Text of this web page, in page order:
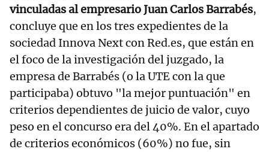
vinculadas al empresario Juan Carlos Barrabés,
concluye que en los tres expedientes de la
sociedad Innova Next con Red.es, que están en
el foco de la investigación del juzgado, la
empresa de Barrabés (o la UTE con la que
participaba) obtuvo "la mejor puntuación" en
criterios dependientes de juicio de valor, cuyo
peso en el concurso era del 40%. En el apartado
de criterios económicos (60%) no fue, sin